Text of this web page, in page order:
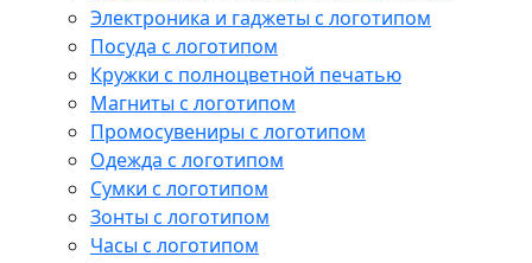
Электроника и гаджеты с логотипом
Посуда с логотипом
Кружки с полноцветной печатью
Магниты с логотипом
Промосувениры с логотипом
Одежда с логотипом
Сумки с логотипом
Зонты с логотипом
Часы с логотипом